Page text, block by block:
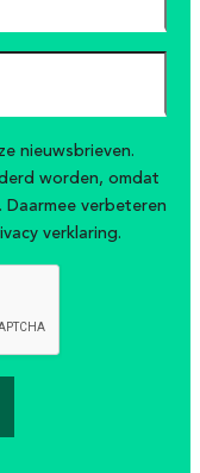
nieuwsbrieven.
worden, omdat
verbeteren
verklaring.